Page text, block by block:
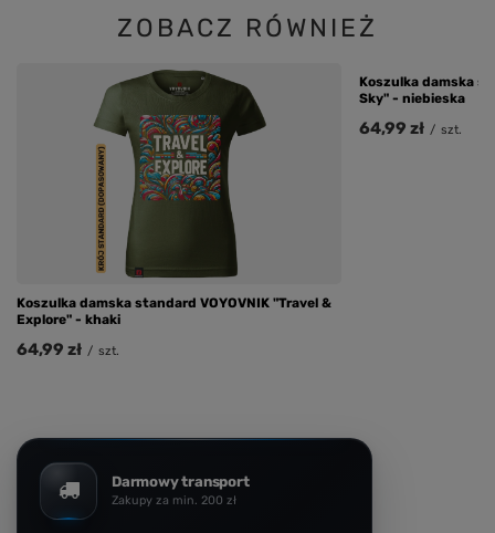
ZOBACZ RÓWNIEŻ
Koszulka damska standard VOYOVNIK "Travel &
Explore" - khaki
64,99 zł / szt.
Koszulka damska
Sky" - niebieska
64,99 zł / szt.
Darmowy transport
Zakupy za min. 200 zł